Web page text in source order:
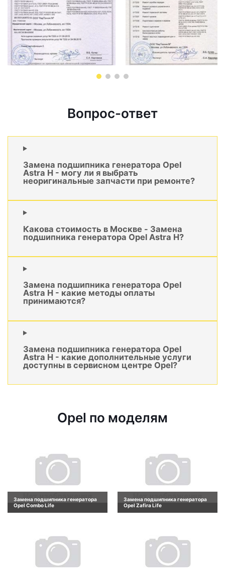
Вопрос-ответ
Замена подшипника генератора Opel
Astra H - могу ли я выбрать
неоригинальные запчасти при ремонте?
Какова стоимость в Москве - Замена
подшипника генератора Opel Astra H?
Замена подшипника генератора Opel
Astra H - какие методы оплаты
принимаются?
Замена подшипника генератора Opel
Astra H - какие дополнительные услуги
доступны в сервисном центре Opel?
Opel по моделям
Замена подшипника генератора
Opel Combo Life
Замена подшипника генератора
Opel Zafira Life